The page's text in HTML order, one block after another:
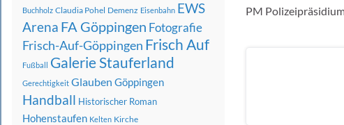
PM
Buchholz Claudia Pohel Demenz Eisenbahn EWS
Arena FA Göppingen Fotografie
Frisch-Auf-Göppingen Frisch Auf
Fußball Galerie Stauferland
Gerechtigkeit Glauben Göppingen
Handball Historischer Roman
Hohenstaufen Kelten Kirche